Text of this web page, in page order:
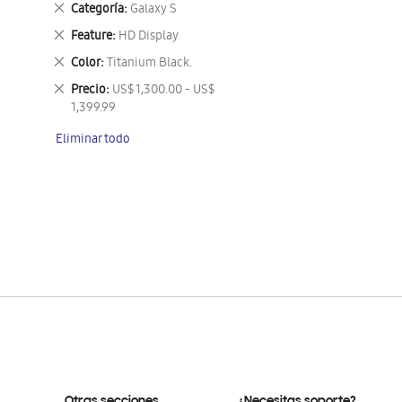
Categoría Galaxy S
Eliminar
este
artículo
Feature HD Display
Eliminar
este
artículo
Color Titanium Black.
Eliminar
este
artículo
Precio US$ 1,300.00 - US$
1,399.99
Eliminar
este
Eliminar todo